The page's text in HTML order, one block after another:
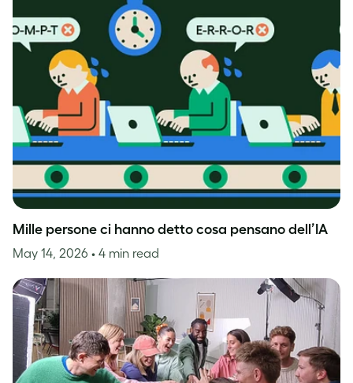
Mille persone ci hanno detto cosa pensano dell’IA
May 14, 2026 • 4 min read